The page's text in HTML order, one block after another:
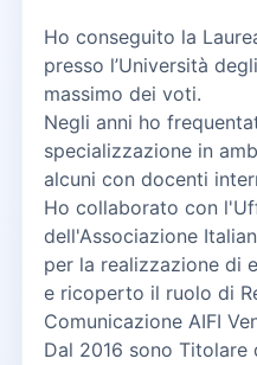
Ho conseguito la
presso l’Università
massimo dei voti.
Negli anni ho
specializzazione in
alcuni con docenti
Ho collaborato con
dell'Associazione
per la realizzazione di
e ricoperto il ruolo di
Comunicazione AIFI
Dal 2016 sono Titolare